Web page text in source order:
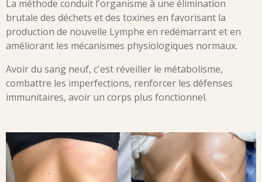
La méthode conduit l'organisme à une élimination
brutale des déchets et des toxines en favorisant la
production de nouvelle Lymphe en redémarrant et en
améliorant les mécanismes physiologiques normaux.
Avoir du sang neuf, c'est réveiller le métabolisme,
combattre les imperfections, renforcer les défenses
immunitaires, avoir un corps plus fonctionnel.